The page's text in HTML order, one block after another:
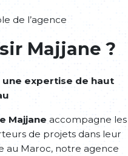
de l’agence
Majjane ?
expertise de haut
Majjane accompagne les
de projets dans leur
au Maroc, notre agence